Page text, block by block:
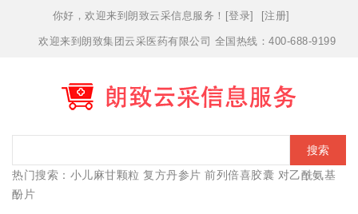
你好，欢迎来到朗致云采信息服务！ [登录] [注册]
欢迎来到朗致集团云采医药有限公司 全国热线：400-688-9199
搜索
热门搜索： 小儿麻甘颗粒 复方丹参片 前列倍喜胶囊 对乙酰氨基
酚片